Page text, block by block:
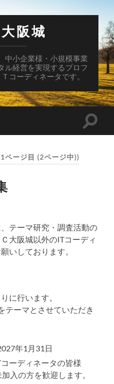
阪城
中小企業様・小規模事業
ル経営を実現するプロフ
コーディネータです。
検
ページ目 (2ページ中))
テーマ研究・調査活動の
大阪城以外のITコーディ
いしております。
に行います。
テーマとさせていただき
年1月31日
ーディネータの皆様
入の方を歓迎します。